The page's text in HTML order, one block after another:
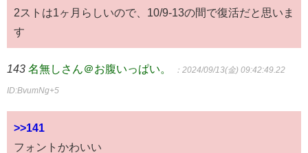
2ストは1ヶ月らしいので、10/9-13の間で復活だと思いま
す
143 名無しさん＠お腹いっぱい。 ：2024/09/13(金) 09:42:49.22
ID:BvumNg+5
>>141
フォントかわいい